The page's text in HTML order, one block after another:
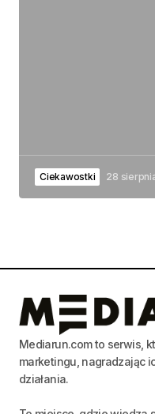
Ciekawostki 28
Mediarun.com to serwis,
marketingu, nagradzając
działania.